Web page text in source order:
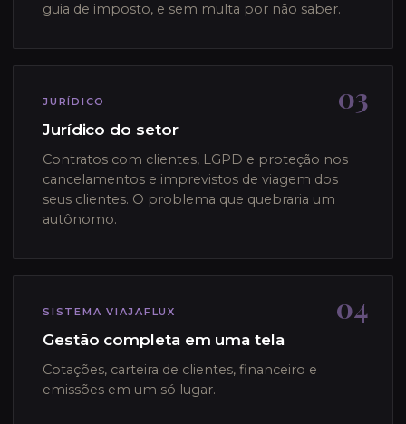
guia de imposto, e sem multa por não saber.
03
JURÍDICO
Jurídico do setor
Contratos com clientes, LGPD e proteção nos
cancelamentos e imprevistos de viagem dos
seus clientes. O problema que quebraria um
autônomo.
04
SISTEMA VIAJAFLUX
Gestão completa em uma tela
Cotações, carteira de clientes, financeiro e
emissões em um só lugar.